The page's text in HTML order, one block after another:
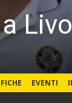
EVENTI